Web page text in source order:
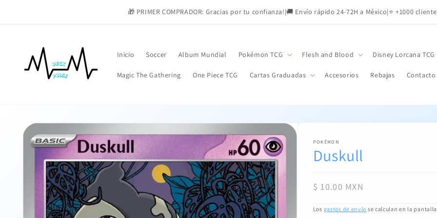
🎁 PRIMER COMPRADOR: Gracias por tu confianza!|🚚 Envío rápido 24-72H a México|⭐ +1000
Inicio Soccer Album Mundial Pokémon TCG Flesh and Blood Disney Lorcana TCG
Magic The Gathering One Piece TCG Cartas Graduadas Accesorios Rebajas Contacto
directamente
a la
información
del producto
POKÉMON
Duskull
Precio
$ 10.00 MXN
Los gastos de envío se calculan en la